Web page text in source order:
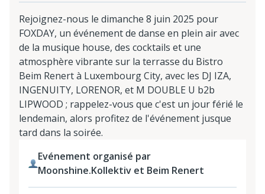
Rejoignez-nous le dimanche 8 juin 2025 pour
FOXDAY, un événement de danse en plein air avec
de la musique house, des cocktails et une
atmosphère vibrante sur la terrasse du Bistro
Beim Renert à Luxembourg City, avec les DJ IZA,
INGENUITY, LORENOR, et M DOUBLE U b2b
LIPWOOD ; rappelez-vous que c'est un jour férié le
lendemain, alors profitez de l'événement jusque
tard dans la soirée.
Evénement organisé par
Moonshine.Kollektiv et Beim Renert